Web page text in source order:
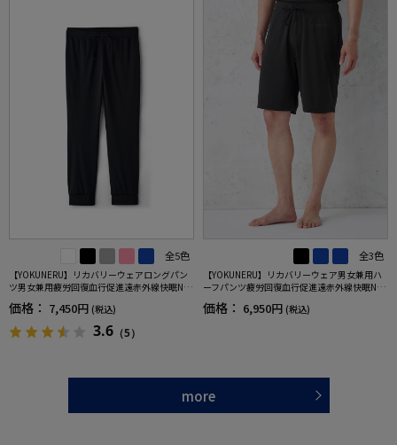
全5色
【YOKUNERU】リカバリーウェアロングパン
ツ男女兼用疲労回復血行促進遠赤外線快眠NA
NOMIX(R)【一般医療機器】SS～LLサイズ
価格： 7,450円 (税込)
3.6 （5）
全3色
【YOKUNERU】リカバリーウェア男女兼用ハ
ーフパンツ疲労回復血行促進遠赤外線快眠NA
NOMIX(R)【一般医療機器】SS～LLサイズ
価格： 6,950円 (税込)
more